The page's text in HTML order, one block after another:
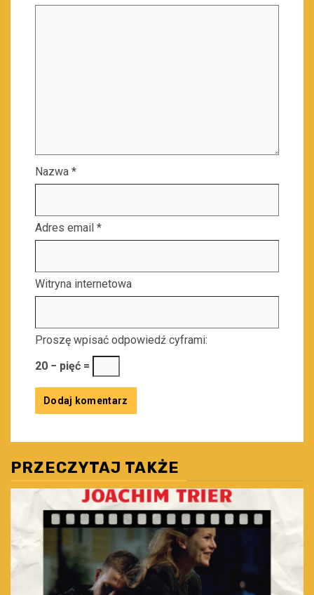
Nazwa *
Adres email *
Witryna internetowa
Proszę wpisać odpowiedź cyframi:
20 − pięć =
PRZECZYTAJ TAKŻE